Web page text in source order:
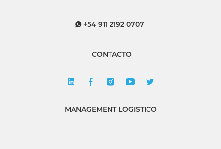
+54 911 2192 0707
CONTACTO
MANAGEMENT LOGISTICO